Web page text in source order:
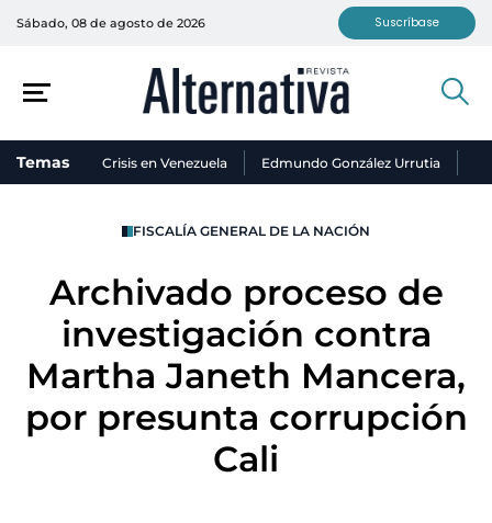
Sábado, 08 de agosto de 2026 Suscríbase
Temas Crisis en Venezuela Edmundo González Urrutia
FISCALÍA GENERAL DE LA NACIÓN
Archivado proceso de
investigación contra
Martha Janeth Mancera,
por presunta corrupción
Cali